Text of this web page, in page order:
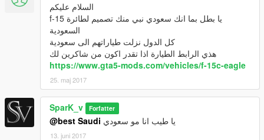
السلام عليكم
يا بطل بما انك سعودي نبي منك تصميم لطائرة f-15
السعودية
كل الدول نزلت طياراتهم الى سعودية
هذي الرابط الطيارة اذا تقدر اكون من شاكرين لك
https://www.gta5-mods.com/vehicles/f-15c-eagle
25. maj 2017
SparK_v Forfatter
@best Saudi يا طيب انا مو سعودي
13. juni 2017